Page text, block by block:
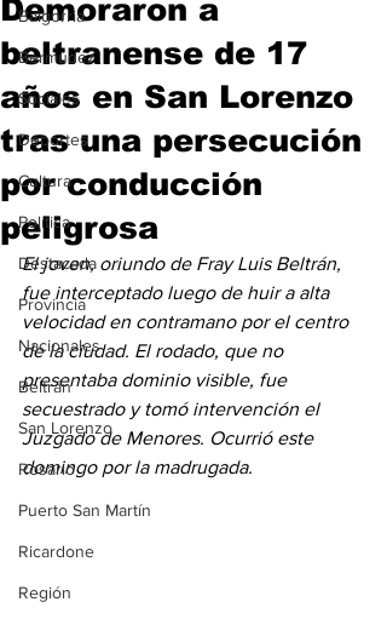
Baigorria
Bermúdez
Sociales
Deportes
Cultura
Política
Destacada
Provincia
Nacionales
Beltrán
San Lorenzo
Rosario
Puerto San Martín
Ricardone
Región
Demoraron a
beltranense de 17
años en San Lorenzo
tras una persecución
por conducción
peligrosa
El joven, oriundo de Fray Luis Beltrán,
fue interceptado luego de huir a alta
velocidad en contramano por el centro
de la ciudad. El rodado, que no
presentaba dominio visible, fue
secuestrado y tomó intervención el
Juzgado de Menores. Ocurrió este
domingo por la madrugada.